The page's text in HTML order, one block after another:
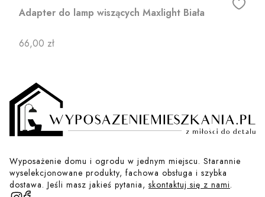
Adapter do lamp wiszących Maxlight Biała
Cena
66,00 zł
Wyposażenie domu i ogrodu w jednym miejscu. Starannie
wyselekcjonowane produkty, fachowa obsługa i szybka
dostawa. Jeśli masz jakieś pytania, skontaktuj się z nami.